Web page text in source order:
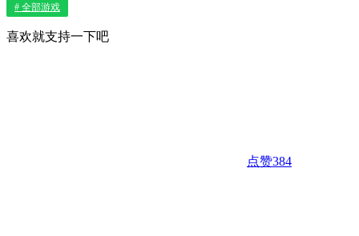
# 全部游戏
喜欢就支持一下吧
点赞384